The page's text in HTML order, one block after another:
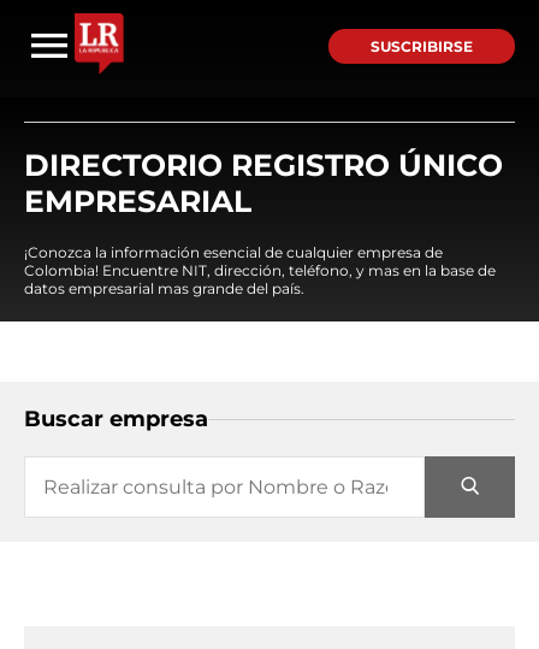
SUSCRIBIRSE
DIRECTORIO REGISTRO ÚNICO
EMPRESARIAL
¡Conozca la información esencial de cualquier empresa de
Colombia! Encuentre NIT, dirección, teléfono, y mas en la base de
datos empresarial mas grande del país.
Buscar empresa